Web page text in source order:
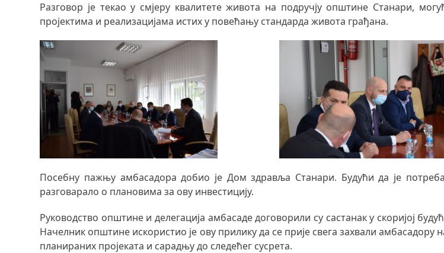
Разговор је текао у смјеру квалитете живота на подручју општине Станари,
пројектима и реализацијама истих у повећању стандарда живота грађана.
Посебну пажњу амбасадора добио је Дом здравља Станари. Будући да је
разговарало о плановима за ову инвестицију.
Руководство општине и делегација амбасаде договорили су састанак у скоријој
Начелник општине искористио је ову прилику да се прије свега захвали
планираних пројеката и сарадњу до следећег сусрета.